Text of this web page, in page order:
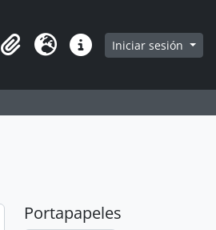
Portapapeles
Idioma Enlaces rápidos
Iniciar sesión
Portapapeles